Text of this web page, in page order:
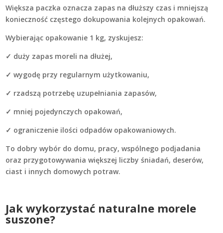
Większa paczka oznacza zapas na dłuższy czas i mniejszą
konieczność częstego dokupowania kolejnych opakowań.
Wybierając opakowanie 1 kg, zyskujesz:
✓ duży zapas moreli na dłużej,
✓ wygodę przy regularnym użytkowaniu,
✓ rzadszą potrzebę uzupełniania zapasów,
✓ mniej pojedynczych opakowań,
✓ ograniczenie ilości odpadów opakowaniowych.
To dobry wybór do domu, pracy, wspólnego podjadania
oraz przygotowywania większej liczby śniadań, deserów,
ciast i innych domowych potraw.
Jak wykorzystać naturalne morele
suszone?